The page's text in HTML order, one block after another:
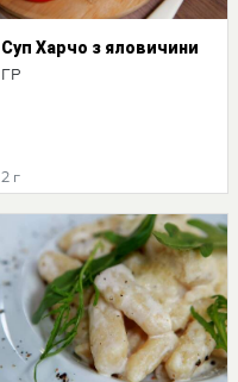
Суп Харчо з яловичини
ГР
2 г